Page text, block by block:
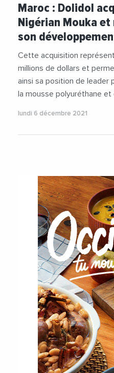
#Ghana
#Guinee
#Investissement
#Nigeria
#Rwanda
#Tanzanie
Maroc : Dolidol
Nigérian Mouka
son
Cette acquisition
millions de dollars et
ainsi sa position de leader
la mousse polyuréthane et
lundi 6 décembre 2021